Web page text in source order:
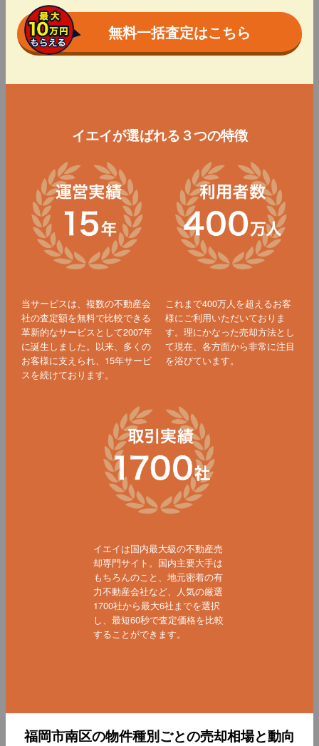
無料一括査定はこちら
イエイが選ばれる３つの特徴
当サービスは、複数の不動産会
社の査定額を無料で比較できる
革新的なサービスとして2007年
に誕生しました。以来、多くの
お客様に支えられ、15年サービ
スを続けております。
これまで400万人を超えるお客
様にご利用いただいておりま
す。理にかなった売却方法とし
て現在、各方面から非常に注目
を浴びています。
イエイは国内最大級の不動産売
却専門サイト。国内主要大手は
もちろんのこと、地元密着の有
力不動産会社など、人気の厳選
1700社から最大6社までを選択
し、最短60秒で査定価格を比較
することができます。
福岡市南区の物件種別ごとの売却相場と動向